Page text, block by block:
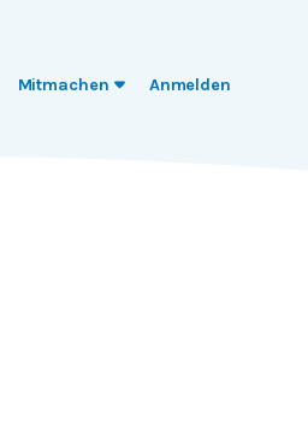
Mitmachen Anmelden